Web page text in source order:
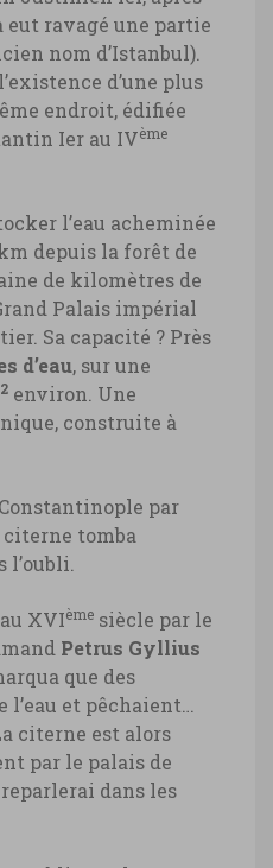
Istanbul ©
ravagé une partie
nom d’Istanbul).
d’une plus
endroit, édifiée
Ier au IVème
l’eau acheminée
depuis la forêt de
de kilomètres de
Palais impérial
Sa capacité ? Près
d’eau, sur une
2 environ. Une
construite à
par
citerne tomba
XVIème siècle par le
Petrus Gyllius
que des
et pêchaient…
citerne est alors
par le palais de
dans les